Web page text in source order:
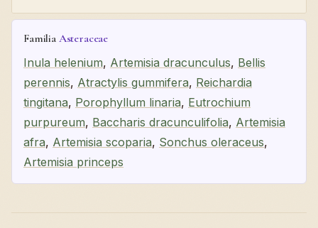
Familia Asteraceae
Inula helenium, Artemisia dracunculus, Bellis
perennis, Atractylis gummifera, Reichardia
tingitana, Porophyllum linaria, Eutrochium
purpureum, Baccharis dracunculifolia, Artemisia
afra, Artemisia scoparia, Sonchus oleraceus,
Artemisia princeps